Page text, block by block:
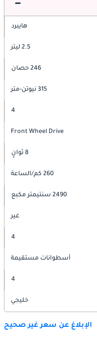
هايبرد
2.5 ليتر
246 حصان
315 نيوتن-متر
4
Front Wheel Drive
8 ثوانٍ
260 كم/الساعة
2490 سنتيمتر مكبع
غير
4
أسطوانات مستقيمة
4
خليجي
الإبلاغ عن سعر غير صحيح